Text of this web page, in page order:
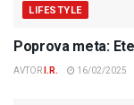
LIFESTYLE
Poprova meta:
AVTOR I.R. 16/02/2025